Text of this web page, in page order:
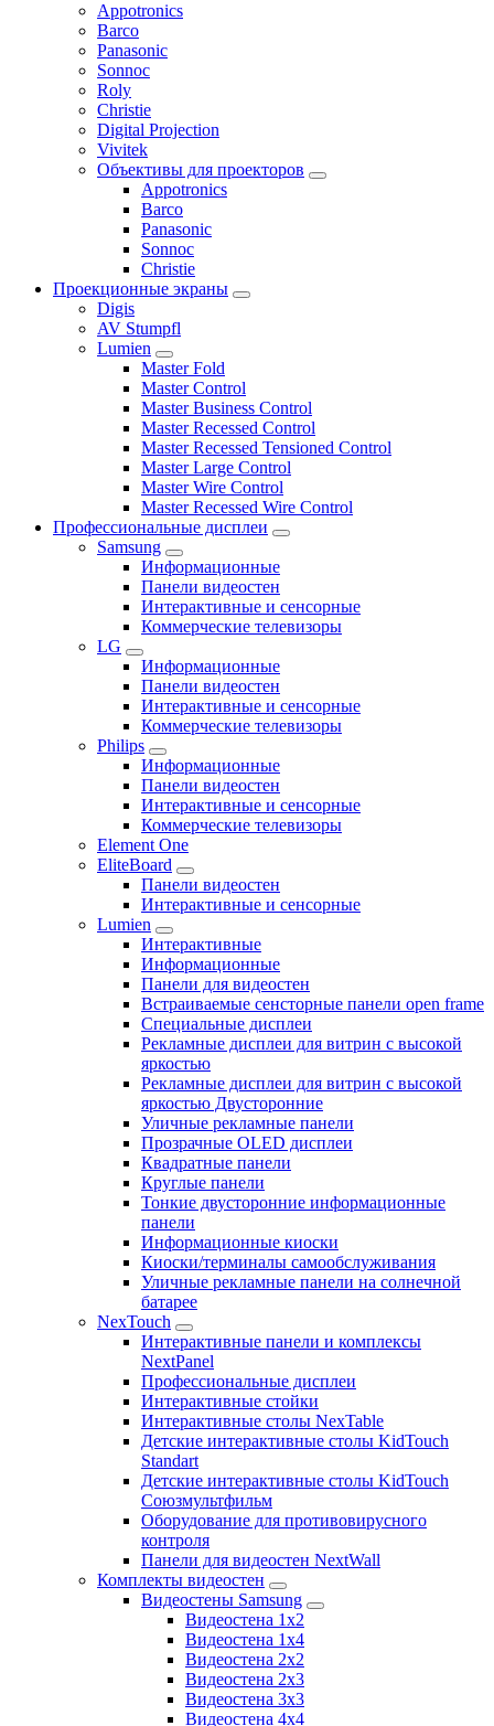
Appotronics
Barco
Panasonic
Sonnoc
Roly
Christie
Digital Projection
Vivitek
Объективы для проекторов
Appotronics
Barco
Panasonic
Sonnoc
Сhristie
Проекционные экраны
Digis
AV Stumpfl
Lumien
Master Fold
Master Control
Master Business Control
Master Recessed Control
Master Recessed Tensioned Control
Master Large Control
Master Wire Control
Master Recessed Wire Control
Профессиональные дисплеи
Samsung
Информационные
Панели видеостен
Интерактивные и сенсорные
Коммерческие телевизоры
LG
Информационные
Панели видеостен
Интерактивные и сенсорные
Коммерческие телевизоры
Philips
Информационные
Панели видеостен
Интерактивные и сенсорные
Коммерческие телевизоры
Element One
EliteBoard
Панели видеостен
Интерактивные и сенсорные
Lumien
Интерактивные
Информационные
Панели для видеостен
Встраиваемые сенсторные панели open frame
Специальные дисплеи
Рекламные дисплеи для витрин с высокой
яркостью
Рекламные дисплеи для витрин с высокой
яркостью Двусторонние
Уличные рекламные панели
Прозрачные OLED дисплеи
Квадратные панели
Круглые панели
Тонкие двусторонние информационные
панели
Информационные киоски
Киоски/терминалы самообслуживания
Уличные рекламные панели на солнечной
батарее
NexTouch
Интерактивные панели и комплексы
NextPanel
Профессиональные дисплеи
Интерактивные стойки
Интерактивные столы NexTable
Детские интерактивные столы KidTouch
Standart
Детские интерактивные столы KidTouch
Союзмультфильм
Оборудование для противовирусного
контроля
Панели для видеостен NextWall
Комплекты видеостен
Видеостены Samsung
Видеостена 1x2
Видеостена 1x4
Видеостена 2x2
Видеостена 2х3
Видеостена 3x3
Видеостена 4x4